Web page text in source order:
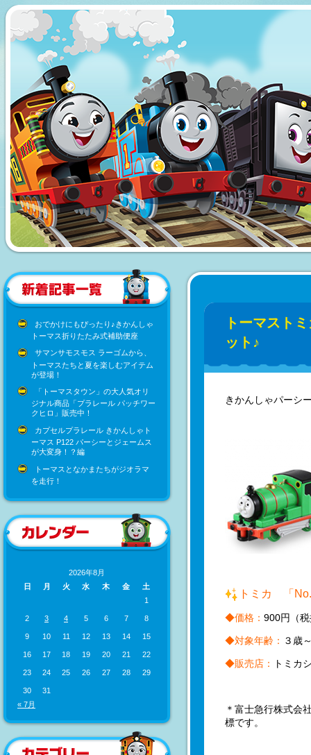
おでかけにもぴったり♪きかんしゃ
トーマス折りたたみ式補助便座
サマンサモスモス ラーゴムから、
トーマスたちと夏を楽しむアイテム
が登場！
「トーマスタウン」の大人気オリ
ジナル商品「プラレール パッチワー
クヒロ」販売中！
カプセルプラレール きかんしゃト
ーマス P122 パーシーとジェームス
が大変身！？編
トーマスとなかまたちがジオラマ
を走行！
2026年8月
日
月 火 水 木 金
土
1
2 3 4 5 6 7 8
9 10 11 12 13 14 15
16 17 18 19 20 21 22
23 24 25 26 27 28 29
30
31
« 7月
トーマスト
ット♪
きかんしゃパーシ
トミカ 「
◆価格： 900円（
◆対象年齢： ３歳
◆販売店： トミカ
＊富士急行株式
標です。